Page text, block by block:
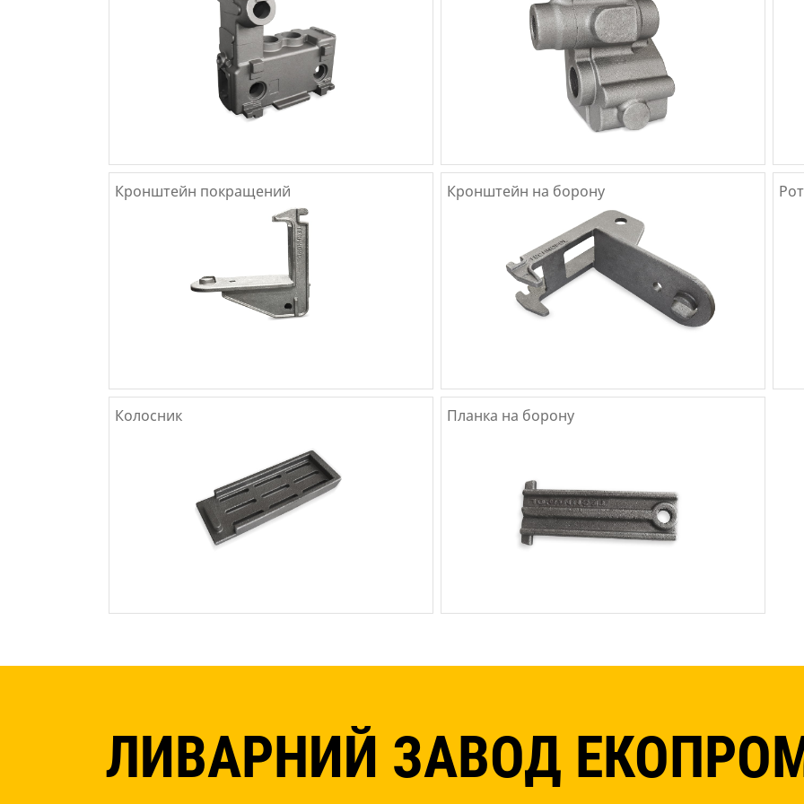
Кронштейн покращений Кронштейн на борону
Колосник Планка на борону
ЛИВАРНИЙ ЗАВОД